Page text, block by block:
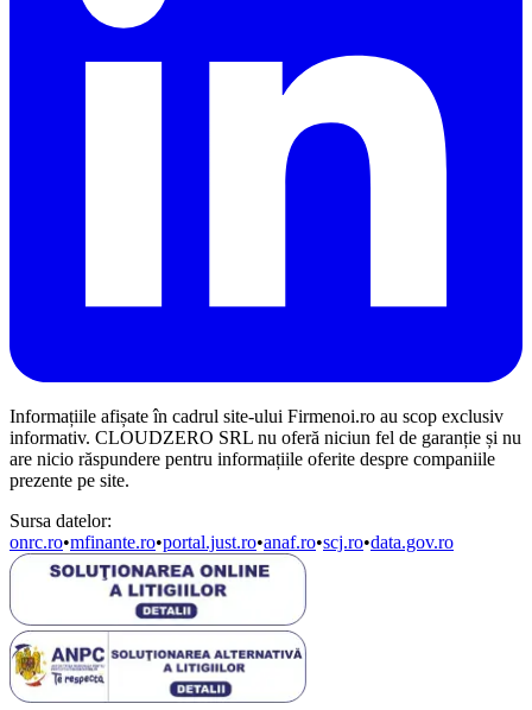
Informațiile afișate în cadrul site-ului Firmenoi.ro au scop exclusiv
informativ. CLOUDZERO SRL nu oferă niciun fel de garanție și nu
are nicio răspundere pentru informațiile oferite despre companiile
prezente pe site.
Sursa datelor:
onrc.ro•mfinante.ro•portal.just.ro•anaf.ro•scj.ro•data.gov.ro